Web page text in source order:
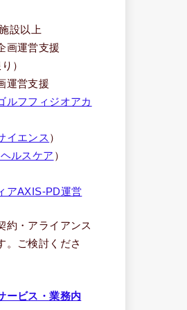
設以上
画運営支援
）
運営支援
ルフフィジオアカ
イエンス ）
ルスケア ）
アAXIS-PD運営
約・アライアンス
。ご検討くださ
ービス・業務内